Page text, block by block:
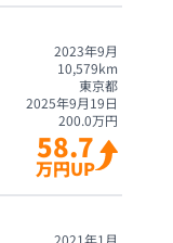
2023年9月
10,579km
東京都
2025年9月19日
200.0万円
58.7
万円UP
2021年1月